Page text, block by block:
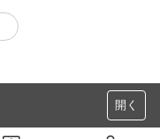
開く